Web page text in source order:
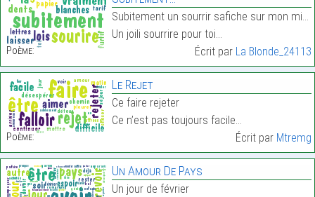
Poème:
Subitement un sourrir safiche sur mon minoi
Un joili sourrire pour toi…
Écrit par La Blonde_24113
Poème:
Le Rejet
Ce faire rejeter
Ce n’est pas toujours facile…
Écrit par Mtremg
Un Amour De Pays
Un jour de février